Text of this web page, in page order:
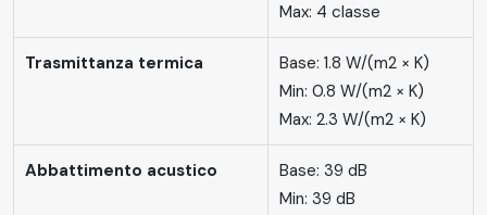
Max: 4 classe
Trasmittanza termica
Base: 1.8 W/(m2 × K)
Min: 0.8 W/(m2 × K)
Max: 2.3 W/(m2 × K)
Abbattimento acustico
Base: 39 dB
Min: 39 dB